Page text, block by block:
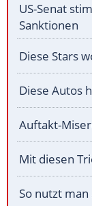
US-Senat
Sanktionen
Diese Stars
Diese Autos
Auftakt-
Mit diesen
So nutzt